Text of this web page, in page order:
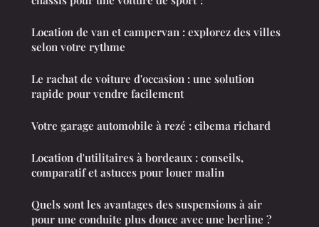
Location de van et campervan : explorez des villes
selon votre rythme
Le rachat de voiture d'occasion : une solution
rapide pour vendre facilement
Votre garage automobile à rezé : cibema richard
Location d'utilitaires à bordeaux : conseils,
comparatif et astuces pour louer malin
Quels sont les avantages des suspensions à air
pour une conduite plus douce avec une berline ?